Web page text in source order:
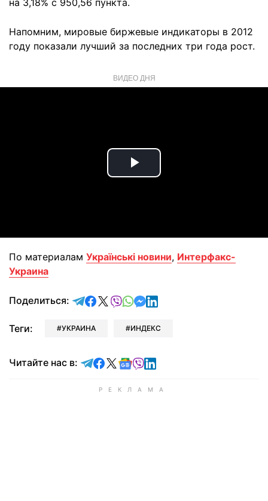
на 3,18% с 950,56 пункта.
Напомним, мировые биржевые индикаторы в 2012
году показали лучший за последних три года рост.
ВИДЕО ДНЯ
Play
По материалам Українські новини, Интерфакс-
Украина
Поделиться: отправить в Telegram
поделиться в Facebook
поделиться в X
отправить в Viber
отправить в Whatsapp
отправить в Messenger
отправить в LinkedIn
Теги: УКРАИНА ИНДЕКС
Читайте нас в: Читайте в Telegram
Читайте в Facebook
Читайте в X
Читайте в Google news
Читайте в Viber
Читайте в LinkedIn